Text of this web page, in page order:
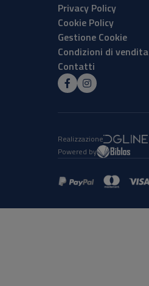
Privacy Policy
Cookie Policy
Gestione Cookie
Condizioni di vendita
Contatti
Realizzazione
Powered by